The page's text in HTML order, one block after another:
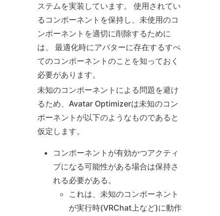
ステムを実装しています。 使用されてい
るコンポーネントを保持し、未使用のコ
ンポーネントを適切に削除するために
は、 最適化時にアバターに存在するすべ
てのコンポーネントのことを知っておく
必要があります。
未知のコンポーネントによる問題を避け
るため、Avatar Optimizerは未知のコン
ポーネントが以下のようなものであると
仮定します。
コンポーネントが有効かつアクティ
ブになる可能性がある場合は保持さ
れる必要がある。
これは、未知のコンポーネント
が実行時(VRChat上など)に動作